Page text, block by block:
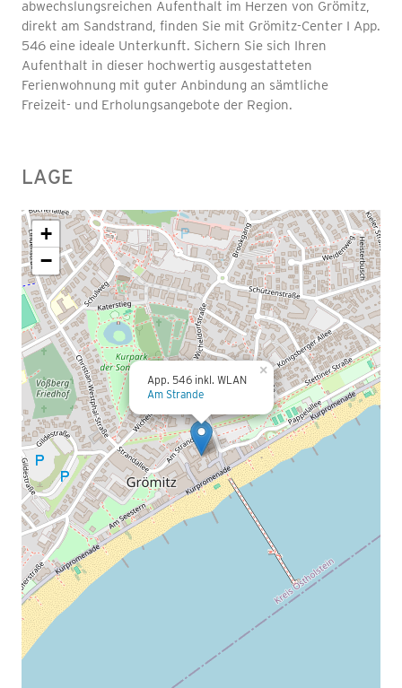
abwechslungsreichen Aufenthalt im Herzen von Grömitz,
direkt am Sandstrand, finden Sie mit Grömitz-Center I App.
546 eine ideale Unterkunft. Sichern Sie sich Ihren
Aufenthalt in dieser hochwertig ausgestatteten
Ferienwohnung mit guter Anbindung an sämtliche
Freizeit- und Erholungsangebote der Region.
LAGE
App. 546 inkl. WLAN
Am Strande
×
+
−